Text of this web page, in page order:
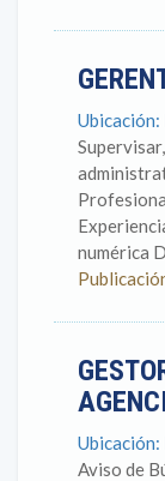
numérica
Aviso de